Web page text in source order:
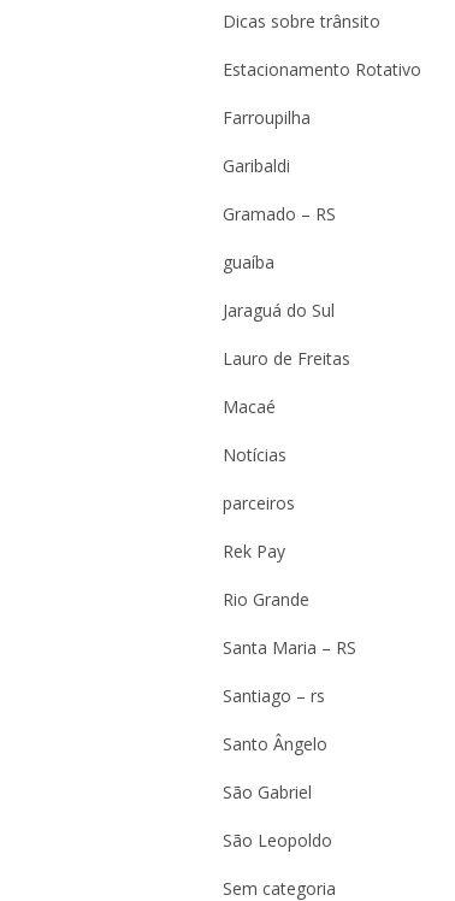
Dicas sobre trânsito
Estacionamento Rotativo
Farroupilha
Garibaldi
Gramado – RS
guaíba
Jaraguá do Sul
Lauro de Freitas
Macaé
Notícias
parceiros
Rek Pay
Rio Grande
Santa Maria – RS
Santiago – rs
Santo Ângelo
São Gabriel
São Leopoldo
Sem categoria